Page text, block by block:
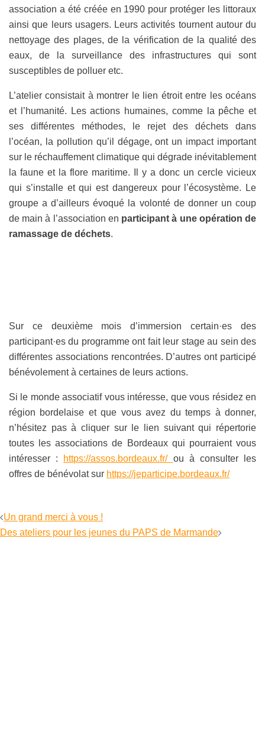
association a été créée en 1990 pour protéger les littoraux
ainsi que leurs usagers. Leurs activités tournent autour du
nettoyage des plages, de la vérification de la qualité des
eaux, de la surveillance des infrastructures qui sont
susceptibles de polluer etc.
L’atelier consistait à montrer le lien étroit entre les océans
et l’humanité. Les actions humaines, comme la pêche et
ses différentes méthodes, le rejet des déchets dans
l’océan, la pollution qu’il dégage, ont un impact important
sur le réchauffement climatique qui dégrade inévitablement
la faune et la flore maritime. Il y a donc un cercle vicieux
qui s’installe et qui est dangereux pour l’écosystème. Le
groupe a d’ailleurs évoqué la volonté de donner un coup
de main à l’association en participant à une opération de
ramassage de déchets.
Sur ce deuxième mois d’immersion certain·es des
participant·es du programme ont fait leur stage au sein des
différentes associations rencontrées. D’autres ont participé
bénévolement à certaines de leurs actions.
Si le monde associatif vous intéresse, que vous résidez en
région bordelaise et que vous avez du temps à donner,
n’hésitez pas à cliquer sur le lien suivant qui répertorie
toutes les associations de Bordeaux qui pourraient vous
intéresser : https://assos.bordeaux.fr/ ou à consulter les
offres de bénévolat sur https://jeparticipe.bordeaux.fr/
Navigation
d’article
Un grand merci à vous !
Des ateliers pour les jeunes du PAPS de Marmande